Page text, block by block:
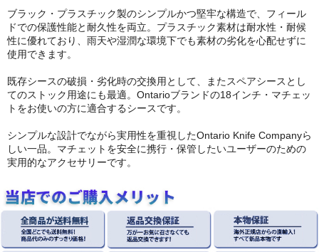
ブラック・プラスチック製のシンプルかつ堅牢な構造で、フィール
ドでの保護性能と耐久性を両立。プラスチック素材は耐水性・耐候
性に優れており、雨天や湿潤な環境下でも素材の劣化を心配せずに
使用できます。
既存シースの破損・劣化時の交換用として、またスペアシースとし
てのストック用途にも最適。Ontarioブランドの18インチ・マチェッ
トをお使いの方に適合するシースです。
シンプルな設計でながら実用性を重視したOntario Knife Companyら
しい一品。マチェットを安全に携行・保管したいユーザーのための
実用的なアクセサリーです。